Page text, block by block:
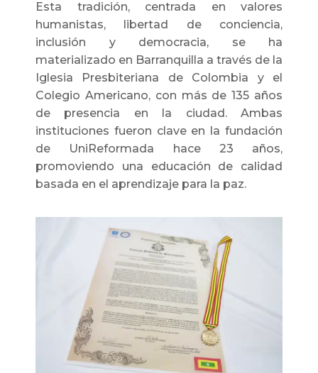
Esta tradición, centrada en valores
humanistas, libertad de conciencia,
inclusión y democracia, se ha
materializado en Barranquilla a través de la
Iglesia Presbiteriana de Colombia y el
Colegio Americano, con más de 135 años
de presencia en la ciudad. Ambas
instituciones fueron clave en la fundación
de UniReformada hace 23 años,
promoviendo una educación de calidad
basada en el aprendizaje para la paz.